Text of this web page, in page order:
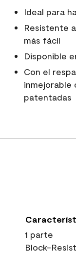
Ideal para
Resistente
más fácil
Disponible
Con el
inmejorable
patentadas
1 parte
Block-